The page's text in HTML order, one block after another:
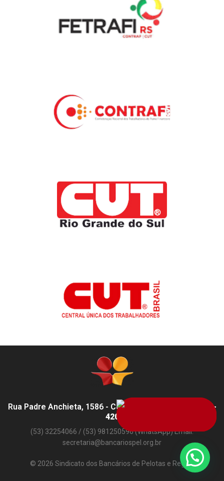
Rua Padre Anchieta, 1586 - Centro, Pelotas - RS,
96015-
420
(53) 32254066 / (53) 981250596 (WhatsApp) Email:
secretaria@bancariospel.org.br
© 2026 Sindicato dos Bancários de Pelotas e Região